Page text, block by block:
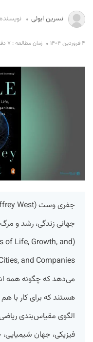
نسرین ابوئی
۴ فروردین ۱۴۰۴ زمان مطالعه : ۷ دقیقه
جهانی زندگی، رشد و
of Life, Growth, and
می‌دهد که چگونه همه
هستند که برای کار با
الگوی مقیاس‌بندی
فیزیکی، جهان